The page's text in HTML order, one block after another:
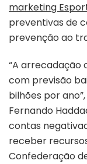
marketing
preventivas de
prevenção ao
“A arrecadação
com previsão
bilhões por
Fernando
contas
receber
Confederação